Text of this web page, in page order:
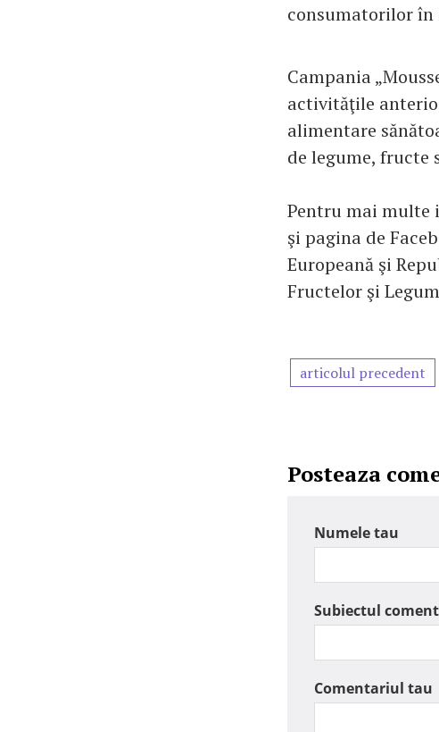
consumatorilor în
Campania
activităţile
alimentare
de legume, fructe
Pentru mai multe
şi pagina de
Europeană şi
Fructelor şi
articolul precedent
Posteaza
Numele tau
Subiectul
Comentariul tau